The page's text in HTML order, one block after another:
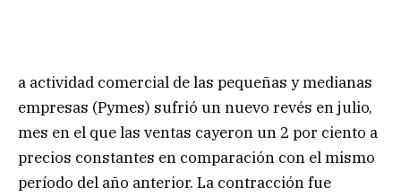
a actividad comercial de las pequeñas y medianas
empresas (Pymes) sufrió un nuevo revés en julio,
mes en el que las ventas cayeron un 2 por ciento a
precios constantes en comparación con el mismo
período del año anterior. La contracción fue